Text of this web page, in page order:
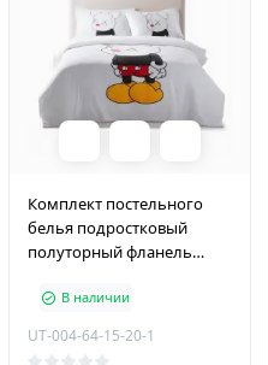
Комплект постельного
белья подростковый
полуторный фланель
В наличии
UT-004-64-15-20-1